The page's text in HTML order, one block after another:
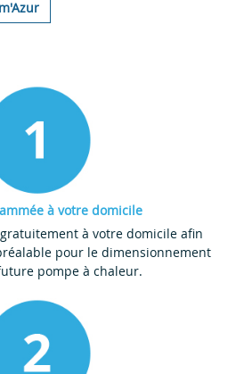
à votre domicile
à votre domicile afin
pour le dimensionnement
pompe à chaleur.